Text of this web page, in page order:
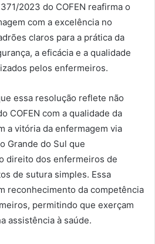
2023 do COFEN reafirma o
com a excelência no
claros para a prática da
a eficácia e a qualidade
pelos enfermeiros.
essa resolução reflete não
COFEN com a qualidade da
a vitória da enfermagem via
Grande do Sul que
direito dos enfermeiros de
de sutura simples. Essa
reconhecimento da competência
permitindo que exerçam
assistência à saúde.